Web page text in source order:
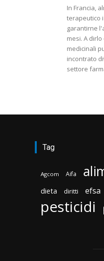
In Francia,
terapeutico
garantirne
mesi. A
medicinali
incontrato
settore
Tag
Agcom Aifa
dieta diritti efsa
pesticidi